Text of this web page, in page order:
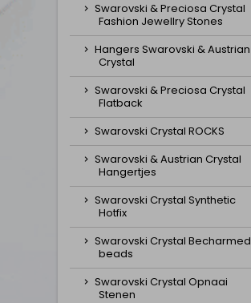
Swarovski & Preciosa Crystal
Fashion Jewellry Stones
Hangers Swarovski & Austrian
Crystal
Swarovski & Preciosa Crystal
Flatback
Swarovski Crystal ROCKS
Swarovski & Austrian Crystal
Hangertjes
Swarovski Crystal Synthetic
Hotfix
Swarovski Crystal Becharmed
beads
Swarovski Crystal Opnaai
Stenen